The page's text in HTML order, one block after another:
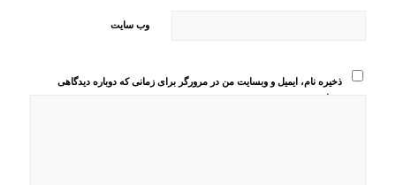
وب‌ سایت
ذخیره نام، ایمیل و وبسایت من در مرورگر برای زمانی که دوباره دیدگاهی
می‌نویسم.